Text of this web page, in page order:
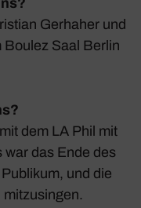
Gerhaher und
Boulez Saal Berlin
dem LA Phil mit
das Ende des
und die